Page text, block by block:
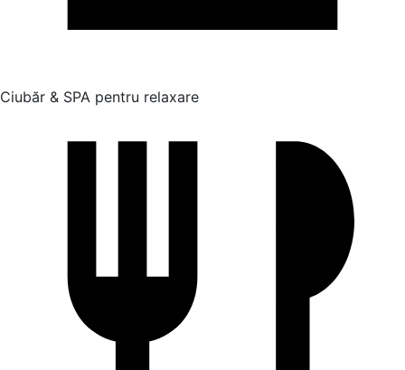
Ciubăr & SPA pentru relaxare